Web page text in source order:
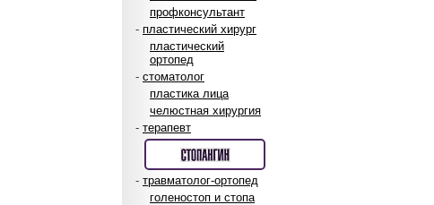
профконсультант
- пластический хирург
пластический
ортопед
- стоматолог
пластика лица
челюстная хирургия
- терапевт
- травматолог-ортопед
голеностоп и стопа